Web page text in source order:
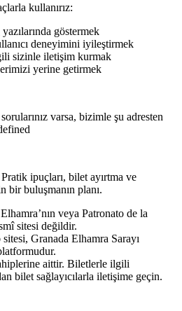
kullanırız:
göstermek
deneyimini iyileştirmek
sizinle iletişim kurmak
yerine getirmek
varsa, bizimle şu adresten
ipuçları, bilet ayırtma ve
bir buluşmanın planı.
veya Patronato de la
sitesi değildir.
Granada Elhamra Sarayı
aittir. Biletlerle ilgili
bilet sağlayıcılarla iletişime geçin.